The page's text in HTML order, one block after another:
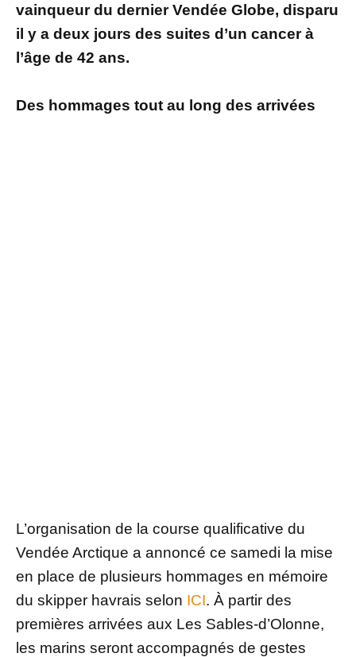
vainqueur du dernier Vendée Globe, disparu
il y a deux jours des suites d’un cancer à
l’âge de 42 ans.
Des hommages tout au long des arrivées
L’organisation de la course qualificative du
Vendée Arctique a annoncé ce samedi la mise
en place de plusieurs hommages en mémoire
du skipper havrais selon ICI. À partir des
premières arrivées aux Les Sables-d’Olonne,
les marins seront accompagnés de gestes